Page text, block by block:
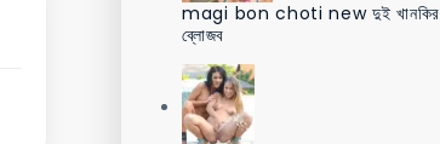
magi bon choti new দুই খানকির
ব্লোজব